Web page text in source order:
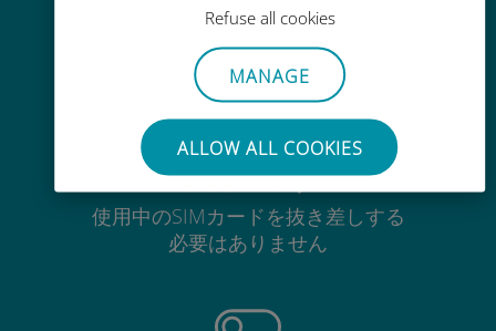
Refuse all cookies
MANAGE
ALLOW ALL COOKIES
可能
手間いらず
使用中のSIMカードを抜き差しする
必要はありません